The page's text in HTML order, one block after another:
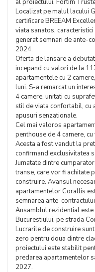
al proiectului, Fortim
Localizat pe malul lacului
certificare BREEAM
viata sanatos,
generat semnari de ante-
2024.
Oferta de lansare a
incepand cu valori de la
apartamentele cu 2
luni. S-a remarcat un
4 camere, unitati cu
stil de viata confortabil, cu
apusuri senzationale.
Cel mai valoros
penthouse de 4 camere,
Acesta a fost vandut la
confirmand exclusivitatea
Jumatate dintre
transe, care vor fi achitate
construire. Avansul
apartamentelor Corallis
semnarea ante-
Ansamblul rezidential
Bucurestiului, pe strada
Lucrarile de construire
zero pentru doua dintre
proiectului este stabilit
predarea apartamentelor
2027.